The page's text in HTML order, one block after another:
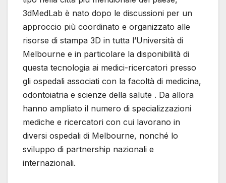
3dMedLab è nato dopo le discussioni per un
approccio più coordinato e organizzato alle
risorse di stampa 3D in tutta l’Università di
Melbourne e in particolare la disponibilità di
questa tecnologia ai medici-ricercatori presso
gli ospedali associati con la facoltà di medicina,
odontoiatria e scienze della salute . Da allora
hanno ampliato il numero di specializzazioni
mediche e ricercatori con cui lavorano in
diversi ospedali di Melbourne, nonché lo
sviluppo di partnership nazionali e
internazionali.